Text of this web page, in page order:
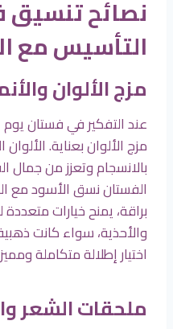
نصائح
التأسيس مع
مزج الألوان
عند التفكير في فستان
مزج الألوان بعناية.
بالانسجام وتعزز من جمال
الفستان نسق الأسود مع
براقة، يمنح خيارات
والأحذية، سواء كانت
اختيار إطلالة متكاملة
ملحقات الشعر